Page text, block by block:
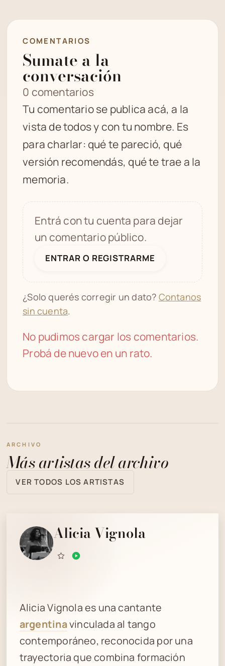
COMENTARIOS
Sumate a la
conversación
0 comentarios
Tu comentario se publica acá, a la
vista de todos y con tu nombre. Es
para charlar: qué te pareció, qué
versión recomendás, qué te trae a la
memoria.
Entrá con tu cuenta para dejar
un comentario público.
ENTRAR O REGISTRARME
¿Solo querés corregir un dato? Contanos
sin cuenta.
No pudimos cargar los comentarios.
Probá de nuevo en un rato.
ARCHIVO
Más artistas del archivo
VER TODOS LOS ARTISTAS
Alicia Vignola
Alicia Vignola es una cantante
argentinavinculada al tango
contemporáneo, reconocida por una
trayectoria que combina formación